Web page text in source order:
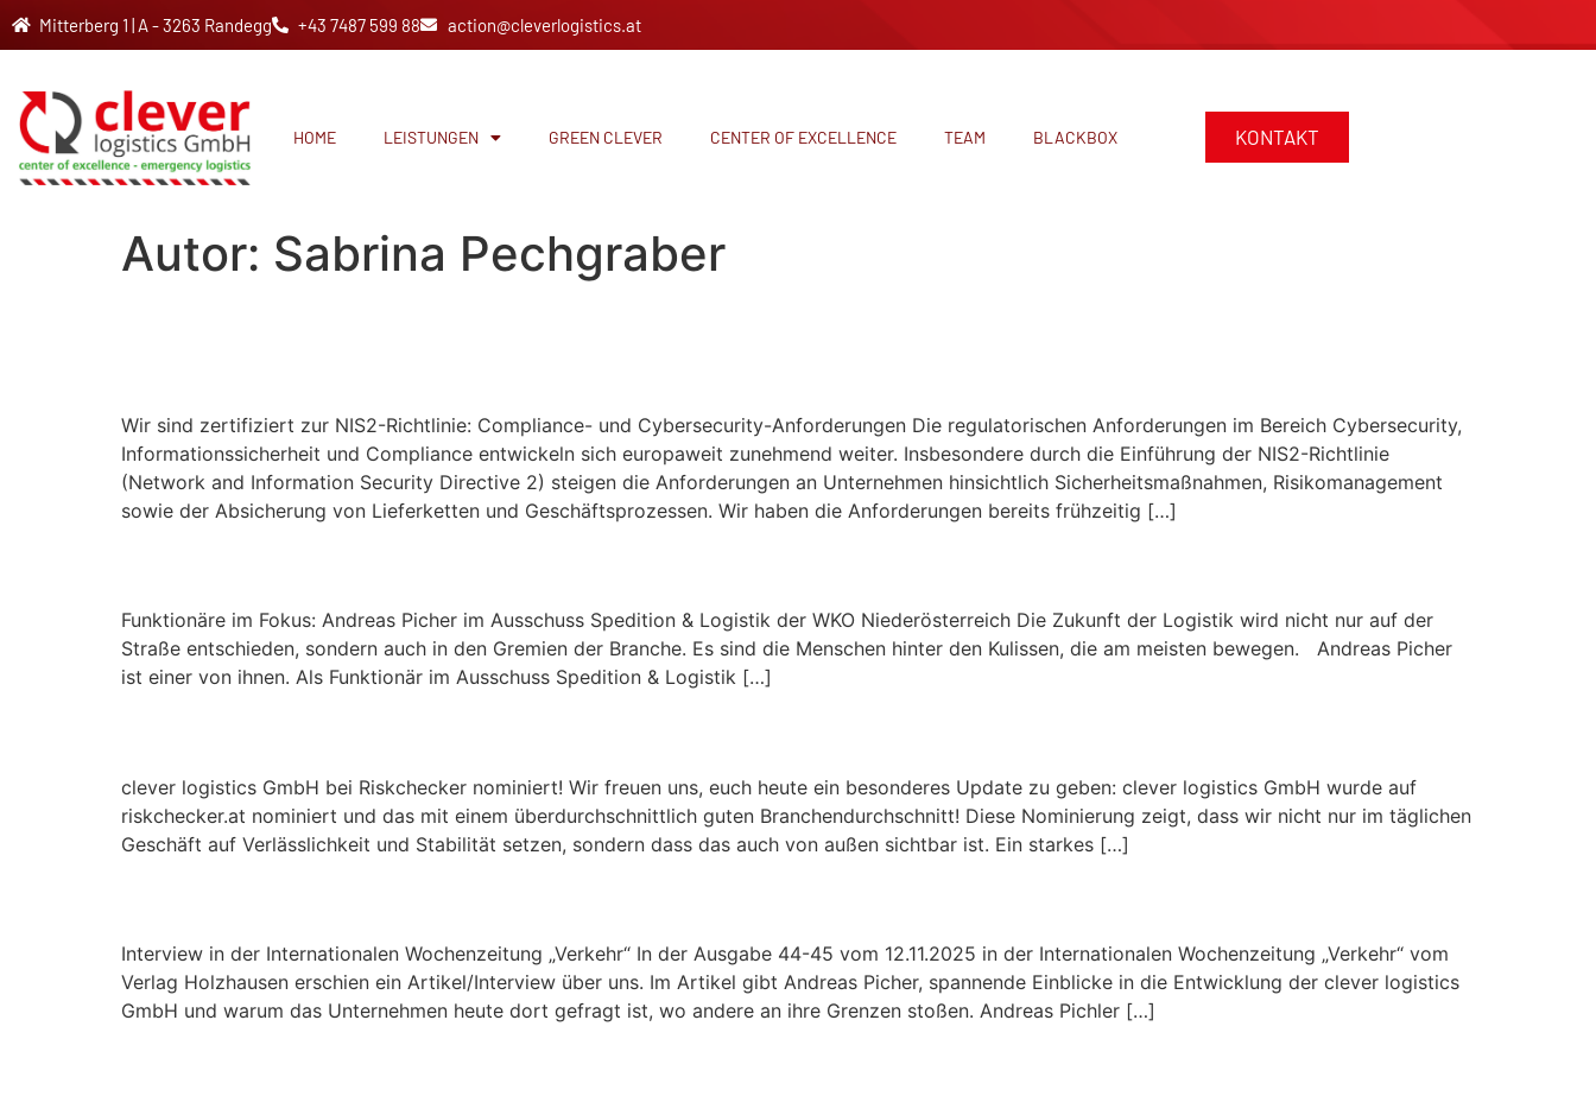
Mitterberg 1 | A - 3263 Randegg +43 7487 599 88 action@cleverlogistics.at
HOME LEISTUNGEN GREEN CLEVER CENTER OF EXCELLENCE TEAM BLACKBOX KONTAKT
Autor: Sabrina Pechgraber
Wir sind zertifiziert zur NIS2-Richtlinie: Compliance- und Cybersecurity-Anforderungen Die regulatorischen Anforderungen im Bereich Cybersecurity,
Informationssicherheit und Compliance entwickeln sich europaweit zunehmend weiter. Insbesondere durch die Einführung der NIS2-Richtlinie
(Network and Information Security Directive 2) steigen die Anforderungen an Unternehmen hinsichtlich Sicherheitsmaßnahmen, Risikomanagement
sowie der Absicherung von Lieferketten und Geschäftsprozessen. Wir haben die Anforderungen bereits frühzeitig […]
Funktionäre im Fokus: Andreas Picher im Ausschuss Spedition & Logistik der WKO Niederösterreich Die Zukunft der Logistik wird nicht nur auf der
Straße entschieden, sondern auch in den Gremien der Branche. Es sind die Menschen hinter den Kulissen, die am meisten bewegen. Andreas Picher
ist einer von ihnen. Als Funktionär im Ausschuss Spedition & Logistik […]
clever logistics GmbH bei Riskchecker nominiert! Wir freuen uns, euch heute ein besonderes Update zu geben: clever logistics GmbH wurde auf
riskchecker.at nominiert und das mit einem überdurchschnittlich guten Branchendurchschnitt! Diese Nominierung zeigt, dass wir nicht nur im täglichen
Geschäft auf Verlässlichkeit und Stabilität setzen, sondern dass das auch von außen sichtbar ist. Ein starkes […]
Interview in der Internationalen Wochenzeitung „Verkehr“ In der Ausgabe 44-45 vom 12.11.2025 in der Internationalen Wochenzeitung „Verkehr“ vom
Verlag Holzhausen erschien ein Artikel/Interview über uns. Im Artikel gibt Andreas Picher, spannende Einblicke in die Entwicklung der clever logistics
GmbH und warum das Unternehmen heute dort gefragt ist, wo andere an ihre Grenzen stoßen. Andreas Pichler […]